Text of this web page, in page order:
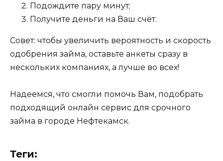
Подождите пару минут;
Получите деньги на Ваш счёт.
Совет: чтобы увеличить вероятность и скорость
одобрения займа, оставьте анкеты сразу в
нескольких компаниях, а лучше во всех!
Надеемся, что смогли помочь Вам, подобрать
подходящий онлайн сервис для срочного
займа в городе Нефтекамск.
Теги: